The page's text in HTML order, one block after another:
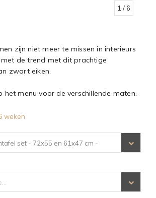
1 / 6
zijn niet meer te missen in interieurs
met de trend met dit prachtige
zwart eiken.
het menu voor de verschillende maten.
weken
set - 72x55 en 61x47 cm -